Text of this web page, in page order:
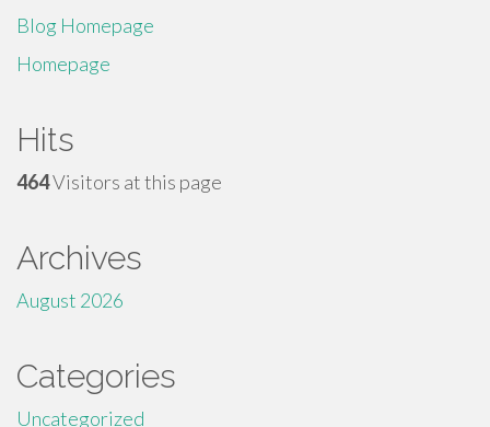
Blog Homepage
Homepage
Hits
464Visitors at this page
Archives
August 2026
Categories
Uncategorized